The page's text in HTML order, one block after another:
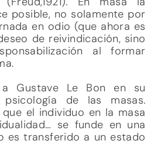
posible, no solamente por
en odio (que ahora es
de reivindicación, sino
al formar
Gustave Le Bon en su
de las masas.
el individuo en la masa
se funde en una
es transferido a un estado